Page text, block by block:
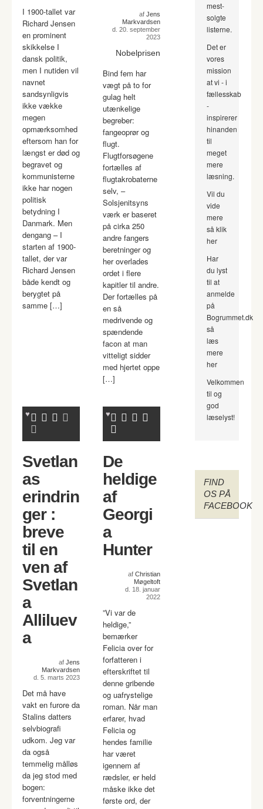
I 1900-tallet var
Richard Jensen
en prominent
skikkelse I
dansk politik,
men I nutiden vil
navnet
sandsynligvis
ikke vække
megen
opmærksomhed
eftersom han for
længst er død og
begravet og
kommunisterne
ikke har nogen
politisk
betydning I
Danmark. Men
dengang – I
starten af 1900-
tallet, der var
Richard Jensen
både kendt og
berygtet på
samme […]
af Jens
Markvardsen
d. 20. september
2023
Nobelprisen
Bind fem har
vægt på to for
gulag helt
utænkelige
begreber:
fangeoprør og
flugt.
Flugtforsøgene
fortælles af
flugtakrobaterne
selv, –
Solsjenitsyns
værk er baseret
på cirka 250
andre fangers
beretninger og
her overlades
ordet i flere
kapitler til andre.
Der fortælles på
en så
medrivende og
spændende
facon at man
vitteligt sidder
med hjertet oppe
[…]
Svetlan
as
erindrin
ger :
breve
til en
ven af
Svetlan
a
Alliluev
a
af Jens
Markvardsen
d. 5. marts 2023
Det må have
vakt en furore da
Stalins datters
selvbiografi
udkom. Jeg var
da også
temmelig målløs
da jeg stod med
bogen:
forventningerne
De
heldige
af
Georgi
a
Hunter
af Christian
Møgeltoft
d. 18. januar
2022
”Vi var de
heldige,”
bemærker
Felicia over for
forfatteren i
efterskriftet til
denne gribende
og uafrystelige
roman. Når man
erfarer, hvad
Felicia og
hendes familie
har været
igennem af
rædsler, er held
måske ikke det
første ord, der
mest-
solgte
listerne.
Det er
vores
mission
at vi - i
fællesskab
-
inspirerer
hinanden
til
meget
mere
læsning.
Vil du
vide
mere
så klik
her
Har
du lyst
til at
anmelde
på
Bogrummet.dk
så
læs
mere
her
Velkommen
til og
god
læselyst!
FIND
OS PÅ
FACEBOOK